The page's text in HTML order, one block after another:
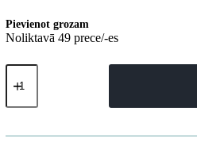
Pievienot grozam
Noliktavā 49 prece/-es
Vafeļu
panna
vafelēm
teflona